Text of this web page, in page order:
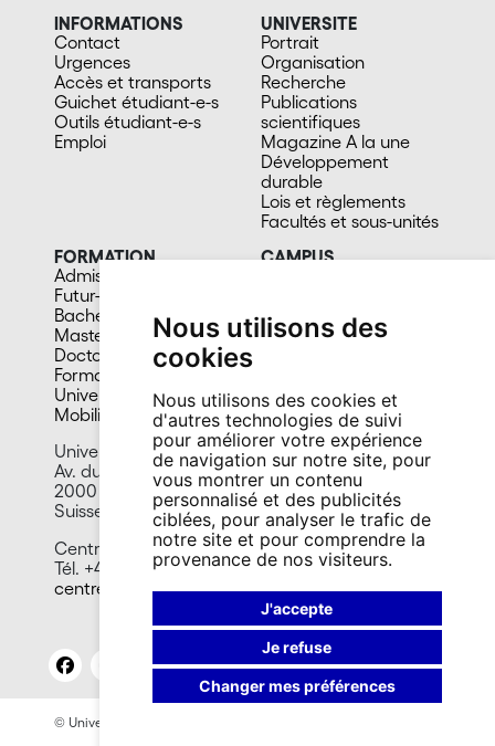
Nous utilisons des
cookies
Nous utilisons des cookies et
d'autres technologies de suivi
pour améliorer votre expérience
de navigation sur notre site, pour
vous montrer un contenu
personnalisé et des publicités
ciblées, pour analyser le trafic de
notre site et pour comprendre la
provenance de nos visiteurs.
J'accepte
Je refuse
Changer mes préférences
INFORMATIONS
Contact
Urgences
Accès et transports
Guichet étudiant-e-s
Outils étudiant-e-s
Emploi
UNIVERSITE
Portrait
Organisation
Recherche
Publications
scientifiques
Magazine A la une
Développement
durable
Lois et règlements
Facultés et sous-unités
FORMATION
Admission
Futur-e étudiant-e
Bachelors
Masters
Doctorat
Formation continue
Université du 3e âge
Mobilité
CAMPUS
Sports
Santé
Université de Neuchâtel
Av. du 1er-Mars 26
2000 Neuchâtel
Suisse
Centre de carrière
Tél. +41 32 718 12 50
centre.carriere@unine.ch
© Université de Neuchâtel 2026